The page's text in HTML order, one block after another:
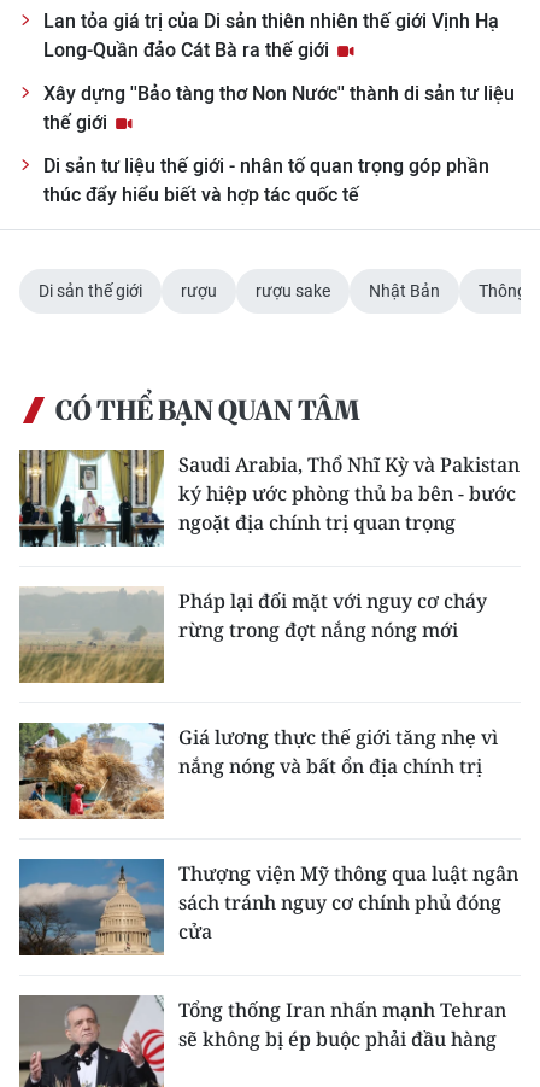
Lan tỏa giá trị của Di sản thiên nhiên thế giới Vịnh Hạ
Long-Quần đảo Cát Bà ra thế giới
Xây dựng ''Bảo tàng thơ Non Nước'' thành di sản tư liệu
thế giới
Di sản tư liệu thế giới - nhân tố quan trọng góp phần
thúc đẩy hiểu biết và hợp tác quốc tế
Di sản thế giới rượu rượu sake Nhật Bản Thông
CÓ THỂ BẠN QUAN TÂM
Saudi Arabia, Thổ Nhĩ Kỳ và Pakistan
ký hiệp ước phòng thủ ba bên - bước
ngoặt địa chính trị quan trọng
Pháp lại đối mặt với nguy cơ cháy
rừng trong đợt nắng nóng mới
Giá lương thực thế giới tăng nhẹ vì
nắng nóng và bất ổn địa chính trị
Thượng viện Mỹ thông qua luật ngân
sách tránh nguy cơ chính phủ đóng
cửa
Tổng thống Iran nhấn mạnh Tehran
sẽ không bị ép buộc phải đầu hàng